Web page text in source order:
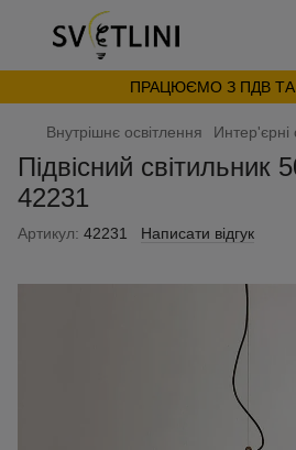
ПРАЦЮЄМО З ПДВ ТА
Внутрішнє освітлення Интер'єрні
Підвісний світильник
42231
Артикул: 42231 Написати відгук